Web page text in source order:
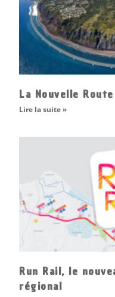
La Nouvelle
Lire la suite »
Run Rail, le
régional